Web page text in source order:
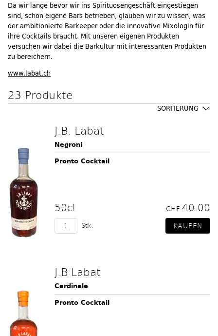
Da wir lange bevor wir ins Spirituosengeschäft eingestiegen
sind, schon eigene Bars betrieben, glauben wir zu wissen, was
der ambitionierte Barkeeper oder die innovative Mixologin für
ihre Cocktails braucht. Mit unseren eigenen Produkten
versuchen wir dabei die Barkultur mit interessanten Produkten
zu bereichern.
www.labat.ch
23 Produkte
SORTIERUNG
J.B. Labat
Negroni
Pronto Cocktail
50cl CHF 40.00
Stk.
J.B Labat
Cardinale
Pronto Cocktail